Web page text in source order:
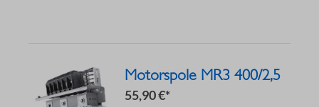
Motorspole MR3 400/2,5
55,90 €*